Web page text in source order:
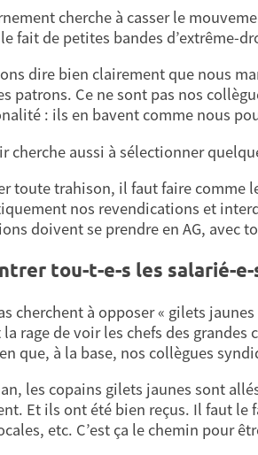
cherche à casser le
fait de petites bandes d’extrême-
dire bien clairement que nous
patrons. Ce ne sont pas nos
: ils en bavent comme nous
cherche aussi à sélectionner
toute trahison, il faut faire comme
nos revendications et
doivent se prendre en AG, avec
tou-t-e-s les salarié-
cherchent à opposer « gilets
rage de voir les chefs des
que, à la base, nos collègues
les copains gilets jaunes sont
Et ils ont été bien reçus. Il faut le
etc. C’est ça le chemin pour